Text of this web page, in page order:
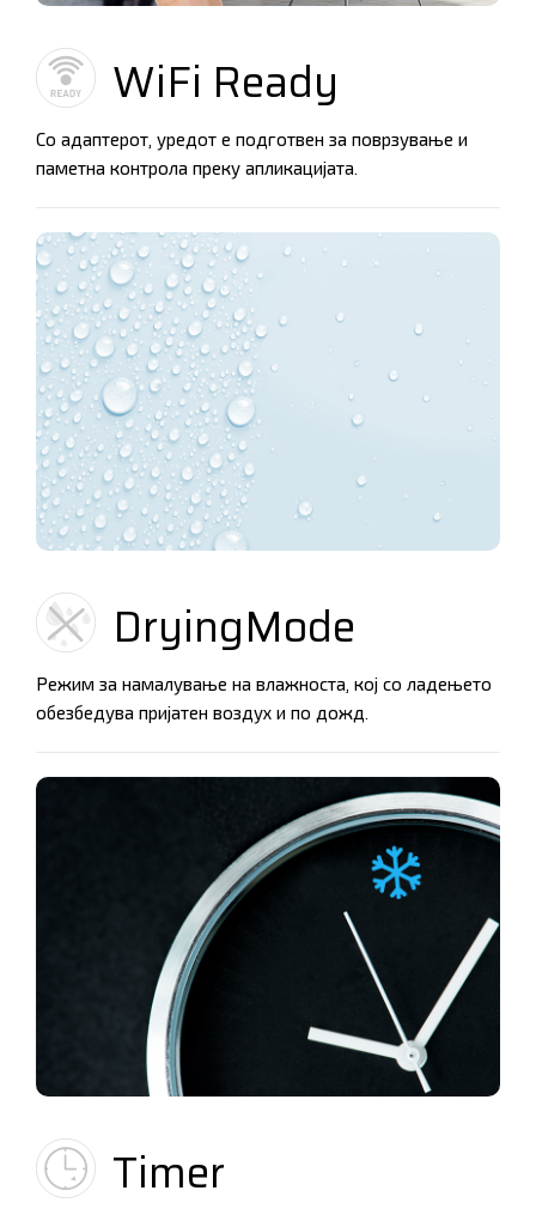
WiFi Ready
Со адаптерот, уредот е подготвен за поврзување и
паметна контрола преку апликацијата.
DryingMode
Режим за намалување на влажноста, кој со ладењето
обезбедува пријатен воздух и по дожд.
Timer